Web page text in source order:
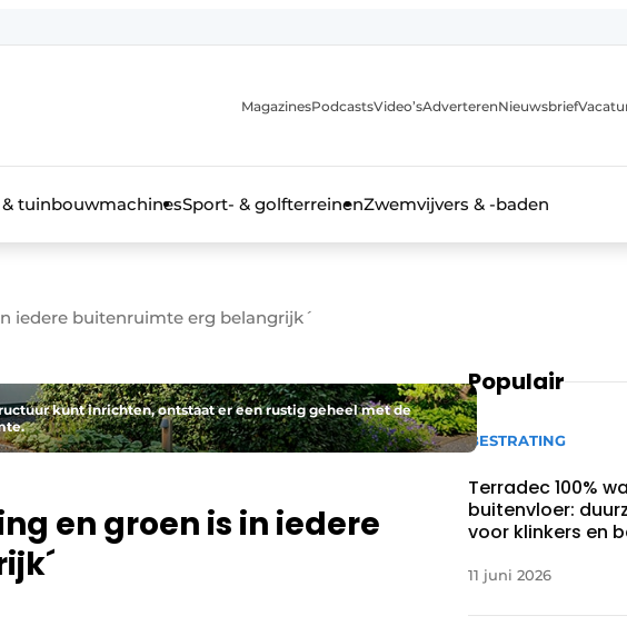
MagazinesPodcastsVideo’sAdverterenNieuwsbrief
tuinbouwmachinesSport- & golfterreinenZwemvijvers & -baden
iedere buitenruimte erg belangrijk´
kunt inrichten, ontstaat er een rustig geheel met de
en groen is in iedere
Populair
BESTRATING
Terradec 100%
buitenvloer:
voor klinkers en
11 juni 2026